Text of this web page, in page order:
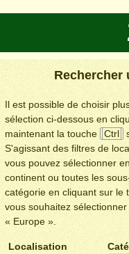
Rechercher
Il est possible de choisir
sélection ci-dessous en
maintenant la touche
Ctrl
S'agissant des filtres de
vous pouvez sélectionner
continent ou toutes les
catégorie en cliquant sur le
vous souhaitez
« Europe ».
Localisation